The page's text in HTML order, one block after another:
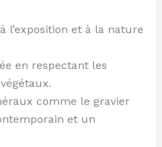
l’exposition et à la nature
en respectant les
comme le gravier
et un